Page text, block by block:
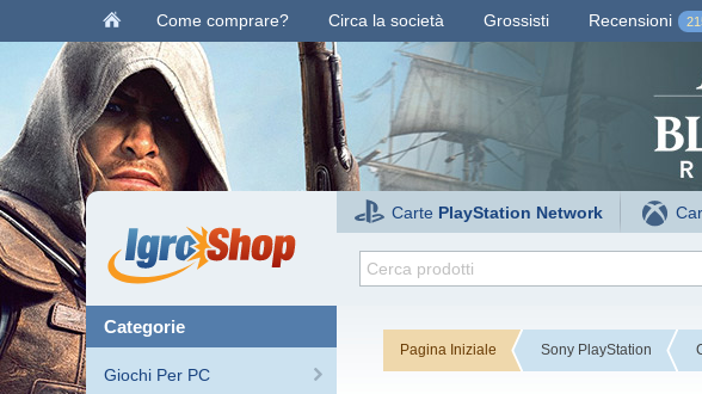
Come comprare? Circa la società Grossisti Recensioni
Carte PlayStation Network
categorie
Giochi Per PC
Pagina Iniziale Sony PlayStation